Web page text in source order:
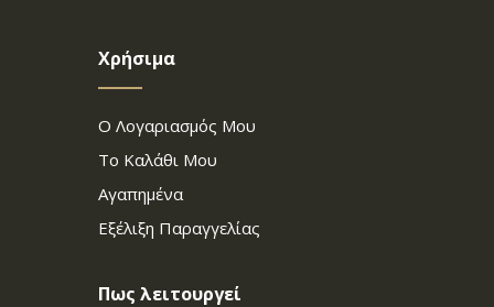
Χρήσιμα
Ο Λογαριασμός Μου
Το Καλάθι Μου
Αγαπημένα
Εξέλιξη Παραγγελίας
Πως λειτουργεί